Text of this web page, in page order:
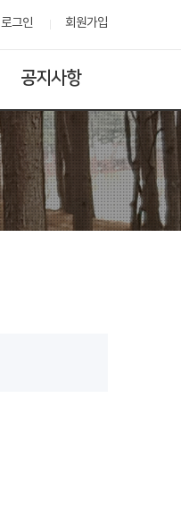
로그인 회원가입
공지사항